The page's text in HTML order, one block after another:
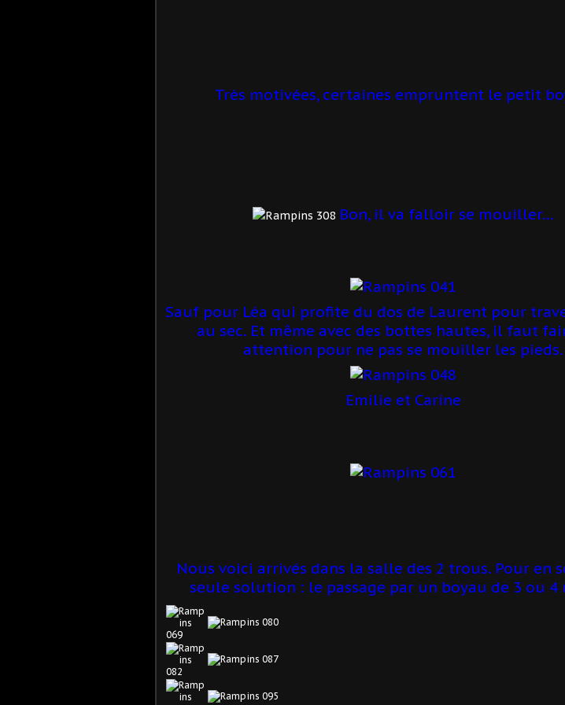
Très motivées, certaines empruntent le petit
Bon, il va falloir se mouiller...
Sauf pour Léa qui profite du dos de Laurent pour
au sec. Et même avec des bottes hautes, il faut
attention pour ne pas se mouiller les pieds.
Emilie et Carine
Nous voici arrivés dans la salle des 2 trous. Pour en
seule solution : le passage par un boyau de 3 ou 4